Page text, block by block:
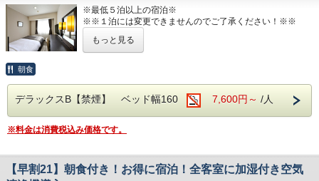
清浄機、今治タオル、各部屋Wi-Fi
■チェックイン14:00~24:00(最終) / チェック
■各種サービス
ンドリー 7：00～22：00（有料）、自動販売
機、製氷機、電子レンジ、アメニティバー、
会議室
1日１台税込300円 ※バス・トラックは事前
予約をお願いします（料金が異なります）
込）)
朝食付きプランでご予約いただくとお得にお
召し上がりいただけます
■室内設備(全部屋１４平米以上)
■平面120台駐車場 (敷地内＆第二駐車場)
1日１台税込300円 ※バス・トラックは事前予約をお願いし
ます（料金が異なります）
こちらの朝食付きプランでご予約いただくとお得にお召し上
がりいただけます
■室内設備(全部屋１４平米以上)
・43型壁掛けテレビ、全室加湿機能付き空気清浄機、今治
タオル、各部屋Wi-Fi
※最低５泊以上の宿泊※
※※１泊には変更できませんのでご了承ください！※※
５泊以上宿泊するお客様にお贈りする特別なプランです。
■男女別展望浴場(最上階：９階)
ン温泉
営業時間：14:00~24:00、翌6:00~9:00
■JR伊予西条駅より徒歩1分の好立地
隣がコンビニ、石鎚へのバスも真正面バス停から出ています
もっと見る
朝食
デラックスB【禁煙】 ベッド幅160 7,600円～ /人
※料金は消費税込み価格です。
【早割21】朝食付き！お得に宿泊！全客室に加湿付き空気